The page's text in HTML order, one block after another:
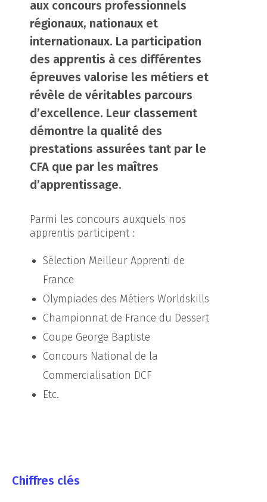
aux concours professionnels
régionaux, nationaux et
internationaux. La participation
des apprentis à ces différentes
épreuves valorise les métiers et
révèle de véritables parcours
d’excellence. Leur classement
démontre la qualité des
prestations assurées tant par le
CFA que par les maîtres
d’apprentissage.
Parmi les concours auxquels nos
apprentis participent :
Sélection Meilleur Apprenti de
France
Olympiades des Métiers Worldskills
Championnat de France du Dessert
Coupe George Baptiste
Concours National de la
Commercialisation DCF
Etc.
Chiffres clés